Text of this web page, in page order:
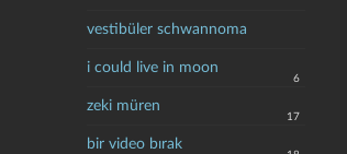
vestibüler schwannoma
i could live in moon
6
zeki müren
17
bir video bırak